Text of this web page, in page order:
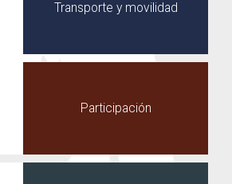
Transporte y movilidad
Participación